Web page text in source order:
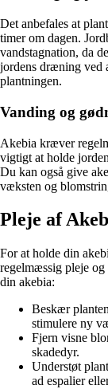
Det anbefales at
timer om dagen.
vandstagnation, da
jordens dræning ved
plantningen.
Vanding og
Akebia kræver
vigtigt at holde
Du kan også give
væksten og
Pleje af
For at holde din
regelmæssig pleje og
din akebia:
Beskær
stimulere ny
Fjern visne
skadedyr.
Understøt
ad espalier